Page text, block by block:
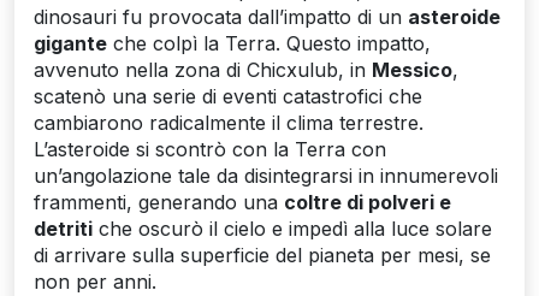
dinosauri fu provocata dall’impatto di un asteroide
gigante che colpì la Terra. Questo impatto,
avvenuto nella zona di Chicxulub, in Messico,
scatenò una serie di eventi catastrofici che
cambiarono radicalmente il clima terrestre.
L’asteroide si scontrò con la Terra con
un’angolazione tale da disintegrarsi in innumerevoli
frammenti, generando una coltre di polveri e
detriti che oscurò il cielo e impedì alla luce solare
di arrivare sulla superficie del pianeta per mesi, se
non per anni.